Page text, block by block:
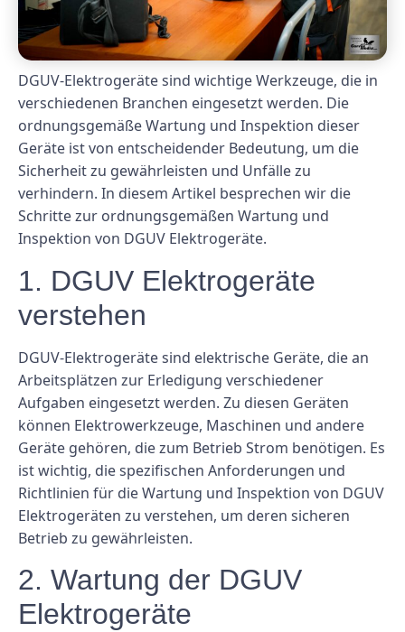
DGUV-Elektrogeräte sind wichtige Werkzeuge, die in
verschiedenen Branchen eingesetzt werden. Die
ordnungsgemäße Wartung und Inspektion dieser
Geräte ist von entscheidender Bedeutung, um die
Sicherheit zu gewährleisten und Unfälle zu
verhindern. In diesem Artikel besprechen wir die
Schritte zur ordnungsgemäßen Wartung und
Inspektion von DGUV Elektrogeräte.
1. DGUV Elektrogeräte
verstehen
DGUV-Elektrogeräte sind elektrische Geräte, die an
Arbeitsplätzen zur Erledigung verschiedener
Aufgaben eingesetzt werden. Zu diesen Geräten
können Elektrowerkzeuge, Maschinen und andere
Geräte gehören, die zum Betrieb Strom benötigen. Es
ist wichtig, die spezifischen Anforderungen und
Richtlinien für die Wartung und Inspektion von DGUV
Elektrogeräten zu verstehen, um deren sicheren
Betrieb zu gewährleisten.
2. Wartung der DGUV
Elektrogeräte